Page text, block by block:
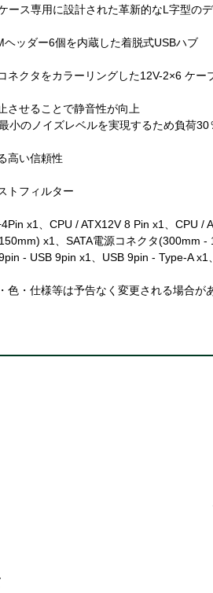
ース専用に設計された革新的なL字型の
ッダー6個を内蔵した着脱式USBハブ
クタをカラーリングした12V-2×6 ケー
させることで静音性が向上
小のノイズレベルを実現するため負荷
高い信頼性
トフィルター
x1、CPU / ATX12V 8 Pin x1、CPU
x1、SATA電源コネクタ(300mm
- USB 9pin x1、USB 9pin - Type-A x1
・仕様等は予告なく変更される場合が